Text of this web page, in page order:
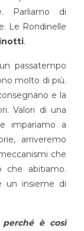
Parliamo di
Le Rondinelle
.
passatempo
molto di più.
e la
Valori di una
impariamo a
arriveremo
che
abitiamo.
un insieme di
è così